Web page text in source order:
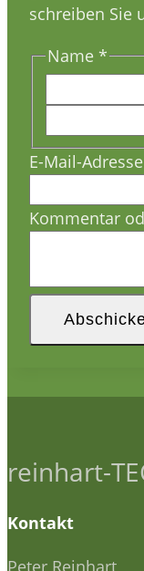
schreiben Sie
Name *
Nachricht
oder
E-Mail-Adresse
Kommentar
reinhart-
Kontakt
Peter Reinhart